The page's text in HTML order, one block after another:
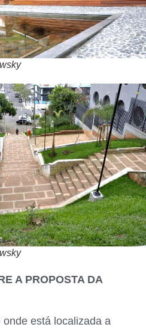
A PROPOSTA DA
está localizada a